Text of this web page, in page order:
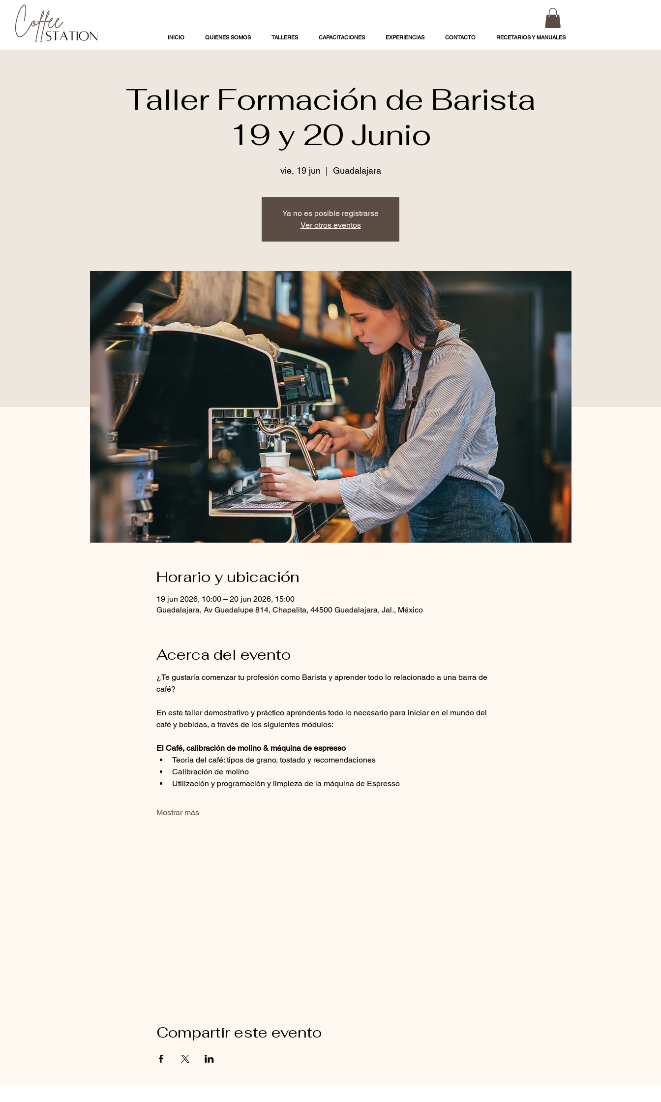
INICIO QUIENES SOMOS TALLERES CAPACITACIONES EXPERIENCIAS CONTACTO RECETARIOS Y MANUALES
Taller Formación de Barista
19 y 20 Junio
vie, 19 jun
  |
Guadalajara
Ya no es posible registrarse
Ver otros eventos
Horario y ubicación
19 jun 2026, 10:00 – 20 jun 2026, 15:00
Guadalajara, Av Guadalupe 814, Chapalita, 44500 Guadalajara, Jal., México
Acerca del evento
¿Te gustaría comenzar tu profesión como Barista y aprender todo lo relacionado a una barra de
café?
En este taller demostrativo y práctico aprenderás todo lo necesario para iniciar en el mundo del
café y bebidas, a través de los siguientes módulos:
El Café, calibración de molino & máquina de espresso
Teoría del café: tipos de grano, tostado y recomendaciones
Calibración de molino
Utilización y programación y limpieza de la máquina de Espresso
Mostrar más
Compartir este evento